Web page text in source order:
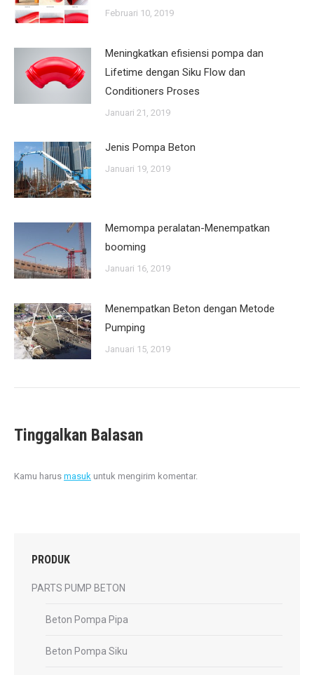
Februari 10, 2019
Meningkatkan efisiensi pompa dan
Lifetime dengan Siku Flow dan
Conditioners Proses
Januari 21, 2019
Jenis Pompa Beton
Januari 19, 2019
Memompa peralatan-Menempatkan
booming
Januari 16, 2019
Menempatkan Beton dengan Metode
Pumping
Januari 15, 2019
Tinggalkan Balasan
Kamu harus masuk untuk mengirim komentar.
PRODUK
PARTS PUMP BETON
Beton Pompa Pipa
Beton Pompa Siku